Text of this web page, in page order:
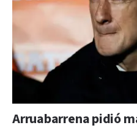
Arruabarrena pidió